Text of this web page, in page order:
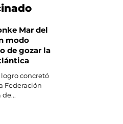
Mar del
modo
de gozar la
concretó
Federación